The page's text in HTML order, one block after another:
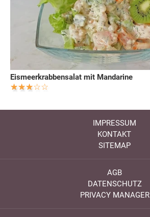
Eismeerkrabbensalat mit Mandarine
IMPRESSUM
KONTAKT
SITEMAP
AGB
DATENSCHUTZ
PRIVACY MANAGER